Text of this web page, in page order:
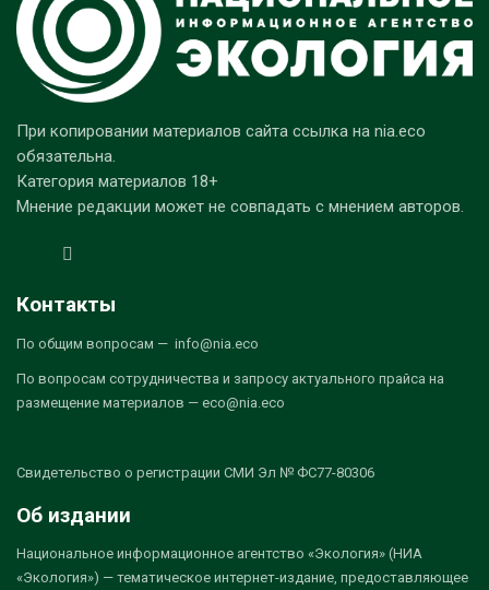
При копировании материалов сайта ссылка на nia.eco
обязательна.
Категория материалов 18+
Мнение редакции может не совпадать с мнением авторов.
Контакты
По общим вопросам — info@nia.eco
По вопросам сотрудничества и запросу актуального прайса на
размещение материалов — eco@nia.eco
Свидетельство о регистрации СМИ Эл № ФС77-80306
Об издании
Национальное информационное агентство «Экология» (НИА
«Экология») — тематическое интернет-издание, предоставляющее